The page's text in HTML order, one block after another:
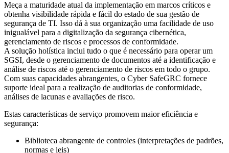
Meça a maturidade atual da implementação em marcos críticos e
obtenha visibilidade rápida e fácil do estado de sua gestão de
segurança de TI. Isso dá à sua organização uma facilidade de uso
inigualável para a digitalização da segurança cibernética,
gerenciamento de riscos e processos de conformidade.
A solução holística inclui tudo o que é necessário para operar um
SGSI, desde o gerenciamento de documentos até a identificação e
análise de riscos até o gerenciamento de riscos em todo o grupo.
Com suas capacidades abrangentes, o Cyber SafeGRC fornece
suporte ideal para a realização de auditorias de conformidade,
análises de lacunas e avaliações de risco.
Estas características de serviço promovem maior eficiência e
segurança:
Biblioteca abrangente de controles (interpretações de padrões,
normas e leis)